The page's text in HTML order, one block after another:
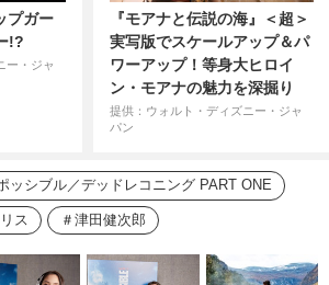
プガー
!?
ー・ジャ
『モアナと伝説の海』＜超＞
実写版でスケールアップ＆パ
ワーアップ！等身大ヒロイ
ン・モアナの魅力を深掘り
提供：ウォルト・ディズニー・ジャ
パン
ッシブル／デッドレコニング PART ONE
ス 津田健次郎